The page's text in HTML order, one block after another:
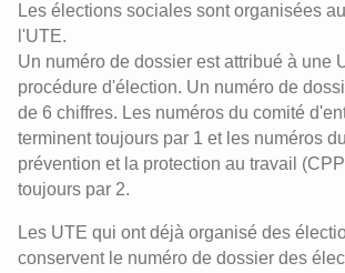
Les élections sociales sont organisées
l'UTE.
Un numéro de dossier est attribué à une
procédure d'élection. Un numéro de
de 6 chiffres. Les numéros du comité
terminent toujours par 1 et les numéros
prévention et la protection au travail
toujours par 2.
Les UTE qui ont déjà organisé des
conservent le numéro de dossier des